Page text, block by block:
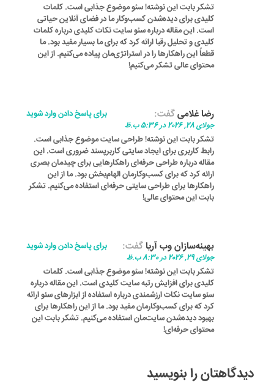
تشکر بابت این نوشته! سئو موضوع جذابی است. کلمات
کلیدی برای دیده‌شدن کسب‌وکار ما در فضای آنلاین حیاتی
است. این مقاله درباره سئو سایت نکات کلیدی درباره کلمات
کلیدی و تحلیل رقبا ارائه کرد که برای ما بسیار مفید بود. ما
قطعاً این راهکارها را در استراتژی‌مان پیاده می‌کنیم. از این
محتوای عالی تشکر می‌کنیم!
رضا غلامیگفت:
جولای 28, 2026 در 5:36 ب.ظ
تشکر بابت این نوشته! طراحی سایت موضوع جذابی است.
رابط کاربری برای ایجاد سایتی کاربرپسند ضروری است. این
مقاله درباره طراحی حرفه‌ای راهکارهایی برای چیدمان بصری
ارائه کرد که برای کسب‌وکارمان الهام‌بخش بود. ما از این
راهکارها برای طراحی سایتی حرفه‌ای استفاده می‌کنیم. تشکر
بابت این محتوای عالی!
برای پاسخ دادن وارد شوید
بهینه‌سازان وب آریاگفت:
جولای 29, 2026 در 8:30 ب.ظ
تشکر بابت این نوشته! سئو موضوع جذابی است. کلمات
کلیدی برای افزایش رتبه سایت کلیدی است. این مقاله درباره
سئو سایت نکات ارزشمندی درباره استفاده از ابزارهای سئو ارائه
کرد که برای کسب‌وکارمان مفید بود. ما از این راهکارها برای
بهبود دیده‌شدن سایت‌مان استفاده می‌کنیم. تشکر بابت این
محتوای حرفه‌ای!
برای پاسخ دادن وارد شوید
دیدگاهتان را بنویسید